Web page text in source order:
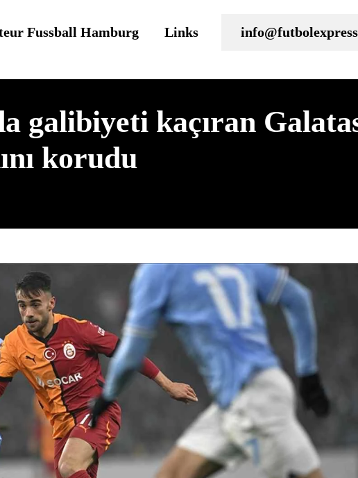
Fussball Hamburg Links
galibiyeti kaçıran
korudu